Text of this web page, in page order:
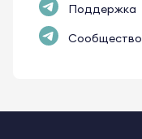
Поддержка
Сообщество